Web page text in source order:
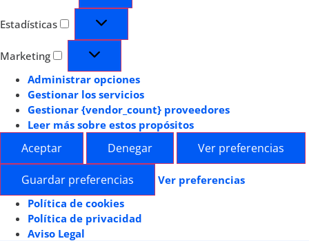
Estadísticas
Marketing
Administrar opciones
Gestionar los servicios
Gestionar {vendor_count} proveedores
Leer más sobre estos propósitos
Aceptar Denegar Ver preferencias
Guardar preferencias
Ver preferencias
Política de cookies
Política de privacidad
Aviso Legal